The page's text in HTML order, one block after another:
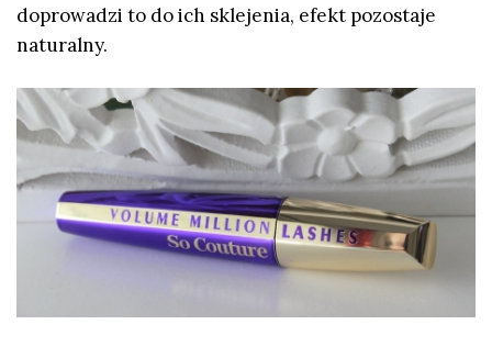
doprowadzi to do ich sklejenia, efekt pozostaje
naturalny.